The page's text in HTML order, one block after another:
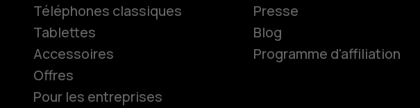
Téléphones classiques
Tablettes
Accessoires
Offres
Pour les entreprises
Presse
Blog
Programme d'affiliation